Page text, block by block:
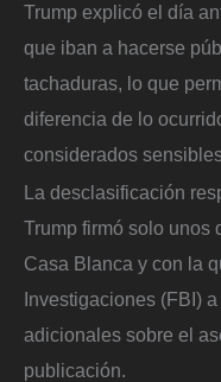
Trump explicó el día
que iban a hacerse
tachaduras, lo que
diferencia de lo
considerados
La desclasificación
Trump firmó solo unos
Casa Blanca y con la
Investigaciones (FBI)
adicionales sobre el
publicación.